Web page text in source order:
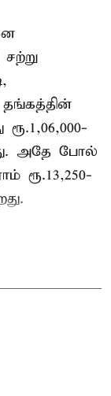
அதே போல்
ரூ.13,250-